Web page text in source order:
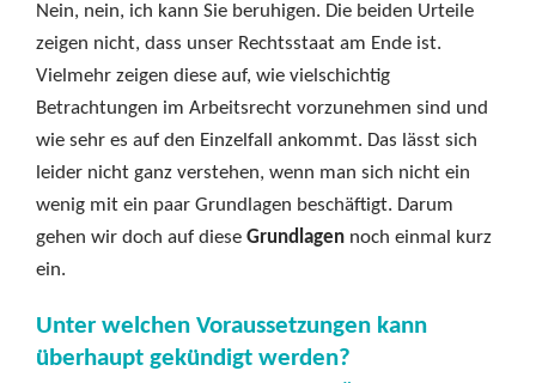
Nein, nein, ich kann Sie beruhigen. Die beiden Urteile
zeigen nicht, dass unser Rechtsstaat am Ende ist.
Vielmehr zeigen diese auf, wie vielschichtig
Betrachtungen im Arbeitsrecht vorzunehmen sind und
wie sehr es auf den Einzelfall ankommt. Das lässt sich
leider nicht ganz verstehen, wenn man sich nicht ein
wenig mit ein paar Grundlagen beschäftigt. Darum
gehen wir doch auf diese Grundlagen noch einmal kurz
ein.
Unter welchen Voraussetzungen kann
überhaupt gekündigt werden?